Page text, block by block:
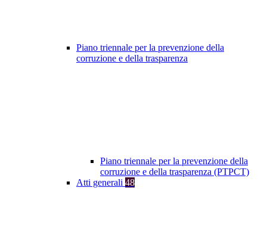
Piano triennale per la prevenzione della
corruzione e della trasparenza
Piano triennale per la prevenzione della
corruzione e della trasparenza (PTPCT)
Atti generali 48